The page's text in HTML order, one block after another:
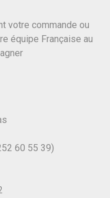
votre commande ou
équipe Française au
60 55 39)